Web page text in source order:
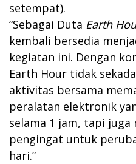
setempat).
“Sebagai Duta Earth
kembali bersedia
kegiatan ini. Dengan
Earth Hour tidak
aktivitas bersama
peralatan elektronik
selama 1 jam, tapi
pengingat untuk
hari.”